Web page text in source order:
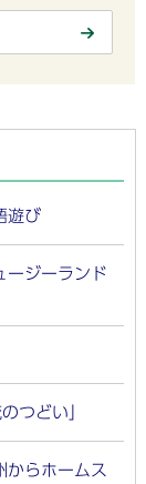
遊び
ージーランド
つどい」
からホームス